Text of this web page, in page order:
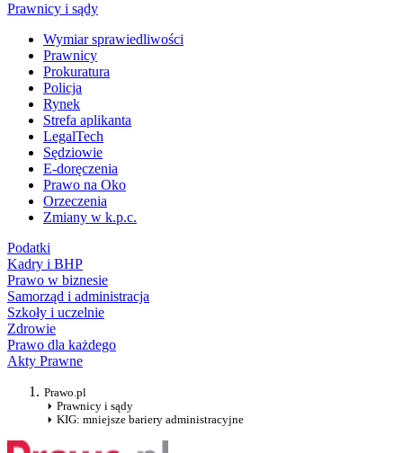
Prawnicy i sądy
Wymiar sprawiedliwości
Prawnicy
Prokuratura
Policja
Rynek
Strefa aplikanta
LegalTech
Sędziowie
E-doręczenia
Prawo na Oko
Orzeczenia
Zmiany w k.p.c.
Podatki
Kadry i BHP
Prawo w biznesie
Samorząd i administracja
Szkoły i uczelnie
Zdrowie
Prawo dla każdego
Akty Prawne
Prawo.pl
Prawnicy i sądy
KIG: mniejsze bariery administracyjne